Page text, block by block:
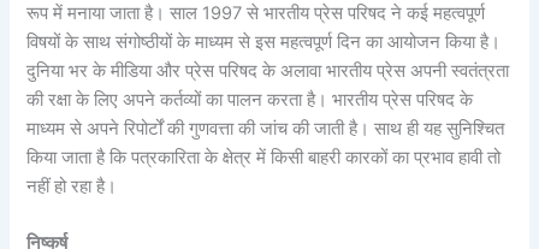
रूप में मनाया जाता है। साल 1997 से भारतीय प्रेस परिषद ने कई महत्वपूर्ण
विषयों के साथ संगोष्ठीयों के माध्यम से इस महत्वपूर्ण दिन का आयोजन किया है।
दुनिया भर के मीडिया और प्रेस परिषद के अलावा भारतीय प्रेस अपनी स्वतंत्रता
की रक्षा के लिए अपने कर्तव्यों का पालन करता है। भारतीय प्रेस परिषद के
माध्यम से अपने रिपोर्टों की गुणवत्ता की जांच की जाती है। साथ ही यह सुनिश्चित
किया जाता है कि पत्रकारिता के क्षेत्र में किसी बाहरी कारकों का प्रभाव हावी तो
नहीं हो रहा है।
निष्कर्ष